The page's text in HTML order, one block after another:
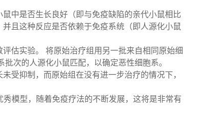
中是否生长良好（即与免疫缺陷的亲代小鼠相比
且这种反应是否依赖于免疫系统（即人源化小鼠
估实验。 将原始治疗组用另一批来自相同原始细
次的人源化小鼠匹配，以确定恶性细胞系。
受抑制，而原始组在没有进一步治疗的情况下，
模型，随着免疫疗法的不断发展，这将是非常有